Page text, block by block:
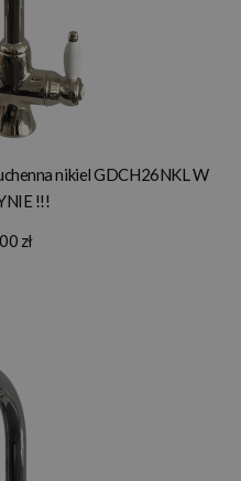
nikiel GDCH26NKL W
!!!
zł